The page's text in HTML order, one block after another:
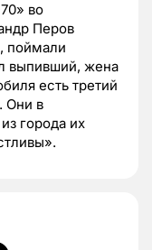
во
Перов
поймали
выпивший, жена
есть третий
Они в
города их